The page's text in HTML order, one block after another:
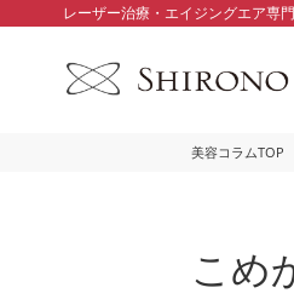
レーザー治療・エイジングエア専
美容コラムTOP
こめ